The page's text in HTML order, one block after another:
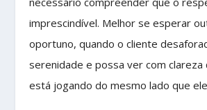
imprescindível. Melhor se esperar
oportuno, quando o cliente
serenidade e possa ver com clareza
está jogando do mesmo lado que